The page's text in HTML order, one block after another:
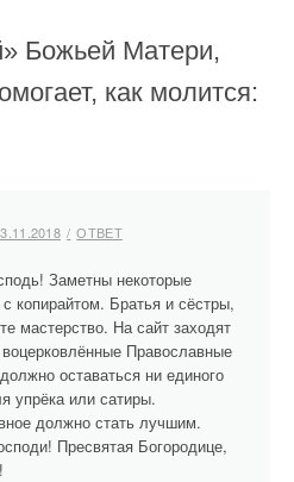
Божьей Матери,
как молится:
ОТВЕТ
Заметны некоторые
копирайтом. Братья и сёстры,
мастерство. На сайт заходят
воцерковлённые Православные
оставаться ни единого
упрёка или сатиры.
должно стать лучшим.
Пресвятая Богородице,